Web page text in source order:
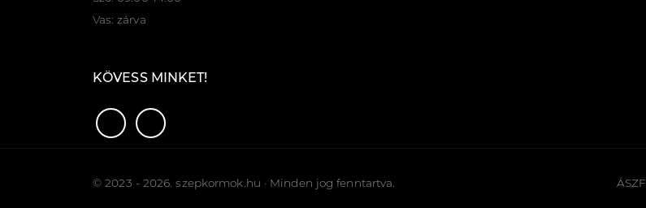
Vas: zárva
KÖVESS MINKET!
ÁSZF
© 2023 - 2026. szepkormok.hu · Minden jog fenntartva.